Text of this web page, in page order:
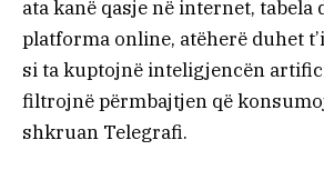
ata kanë qasje në internet, tabela
platforma online, atëherë duhet
si ta kuptojnë inteligjencën
filtrojnë përmbajtjen që
shkruan Telegrafi.